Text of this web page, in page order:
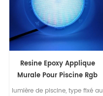
Resine Epoxy Applique
Murale Pour Piscine Rgb
40w
lumière de piscine, type fixé au